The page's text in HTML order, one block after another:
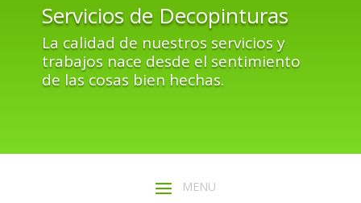
Servicios de Decopinturas
La calidad de nuestros servicios y
trabajos nace desde el sentimiento
de las cosas bien hechas.